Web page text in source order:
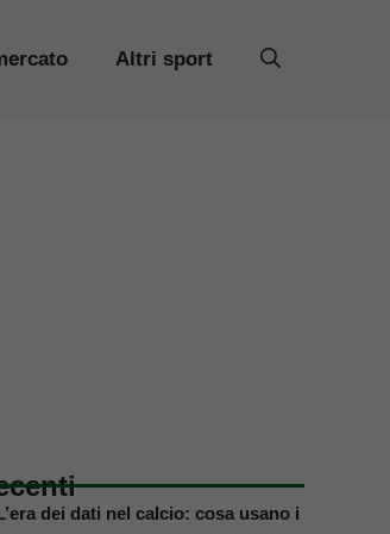
Altri sport
dei dati nel calcio: cosa usano i